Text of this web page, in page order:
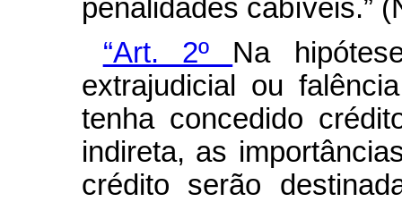
penalidades cabíveis.”
“Art. 2º Na
extrajudicial ou
tenha concedido
indireta, as
crédito serão